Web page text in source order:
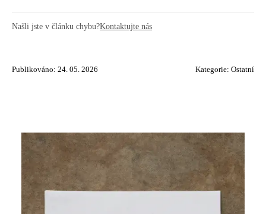
Našli jste v článku chybu?Kontaktujte nás
Publikováno: 24. 05. 2026 Kategorie: Ostatní